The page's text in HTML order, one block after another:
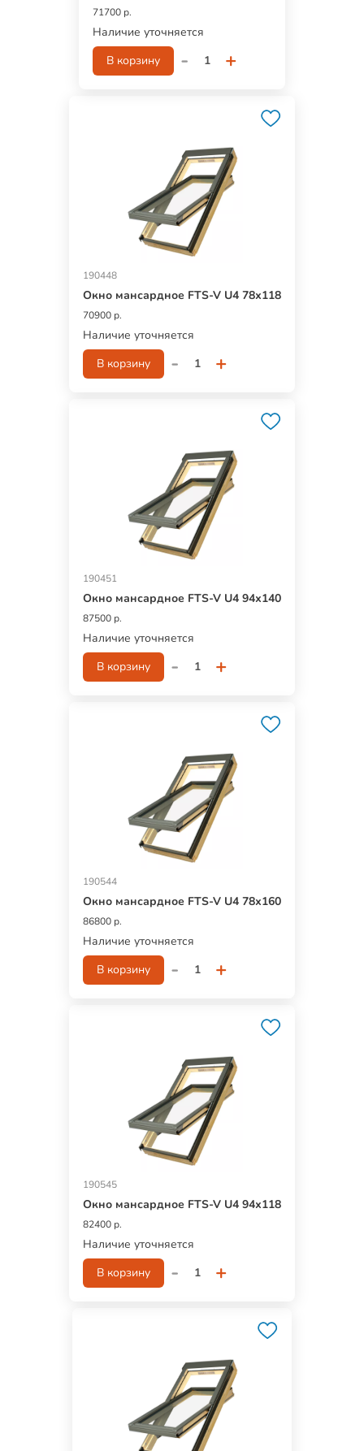
71700 р.
Наличие уточняется
В корзину
- +
190448
Окно мансардное FTS-V U4 78х118
70900 р.
Наличие уточняется
В корзину
- +
190451
Окно мансардное FTS-V U4 94х140
87500 р.
Наличие уточняется
В корзину
- +
190544
Окно мансардное FTS-V U4 78х160
86800 р.
Наличие уточняется
В корзину
- +
190545
Окно мансардное FTS-V U4 94х118
82400 р.
Наличие уточняется
В корзину
- +